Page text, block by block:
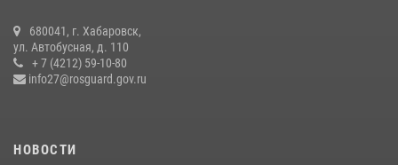
гражданам государственные услуги в сфере оборота оружия,
частной детективной и охранной деятельности
17 июля 2026, 03:45
680041, г. Хабаровск,
ул. Автобусная, д. 110
+ 7 (4212) 59-10-80
info27@rosguard.gov.ru
НОВОСТИ